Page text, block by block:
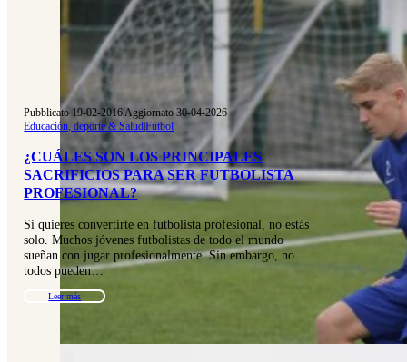
Pubblicato 19-02-2016|Aggiornato 30-04-2026
Educación, deporte & Salud|Fútbol
¿CUÁLES SON LOS PRINCIPALES
SACRIFICIOS PARA SER FUTBOLISTA
PROFESIONAL?
Si quieres convertirte en futbolista profesional, no estás
solo. Muchos jóvenes futbolistas de todo el mundo
sueñan con jugar profesionalmente. Sin embargo, no
todos pueden…
Leer más